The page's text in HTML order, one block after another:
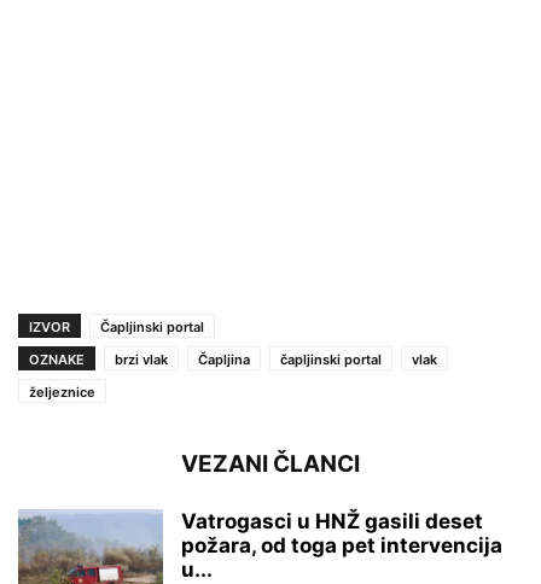
IZVOR
Čapljinski portal
OZNAKE
brzi vlak Čapljina čapljinski portal
vlak
željeznice
VEZANI ČLANCI
Vatrogasci u HNŽ gasili deset
požara, od toga pet intervencija
u...